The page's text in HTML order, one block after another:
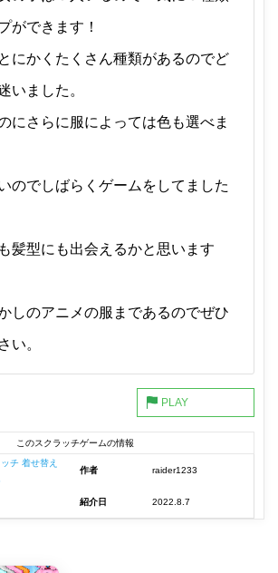
ができます！
にかくたくさん種類があるのでど
いました。
にさらに服によっては色も選べま
のでしばらくゲームをしてました
髪型にも出会えるかと思います
しのアニメの服まであるのでぜひ
い。
このスクラッチゲームの情報
チ 着せ替え
作者 raider1233
紹介日 2022.8.7